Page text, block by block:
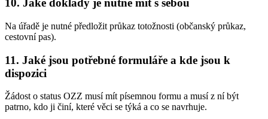
10. Jaké doklady je nutné mít s sebou
Na úřadě je nutné předložit průkaz totožnosti (občanský průkaz,
cestovní pas).
11. Jaké jsou potřebné formuláře a kde jsou k
dispozici
Žádost o status OZZ musí mít písemnou formu a musí z ní být
patrno, kdo ji činí, které věci se týká a co se navrhuje.